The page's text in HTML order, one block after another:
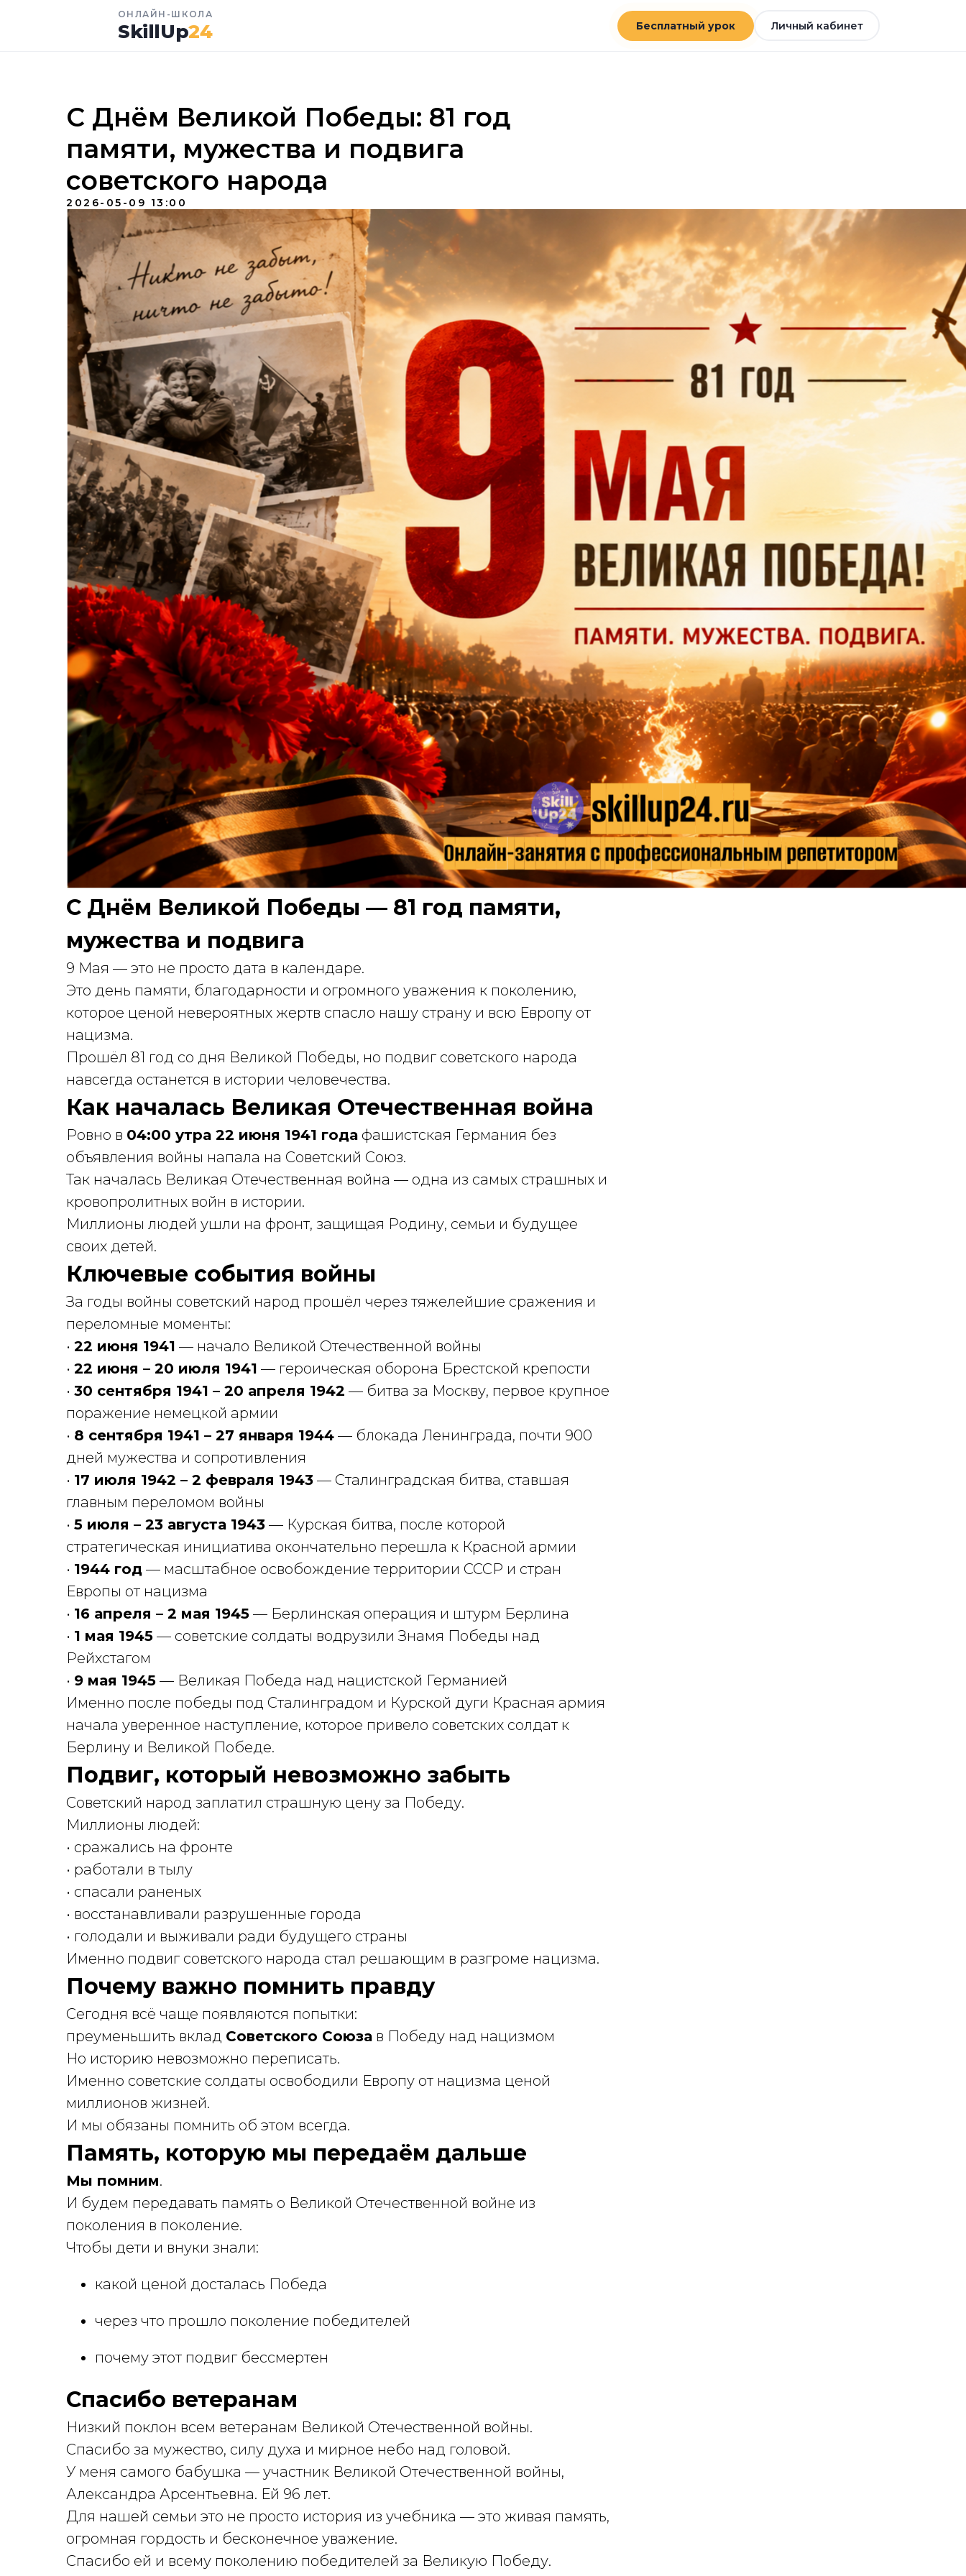
ОНЛАЙН-ШКОЛА
SkillUp24 Бесплатный урок Личный кабинет
С Днём Великой Победы: 81 год
памяти, мужества и подвига
советского народа
2026-05-09 13:00
С Днём Великой Победы — 81 год памяти,
мужества и подвига
9 Мая — это не просто дата в календаре.
Это день памяти, благодарности и огромного уважения к поколению,
которое ценой невероятных жертв спасло нашу страну и всю Европу от
нацизма.
Прошёл 81 год со дня Великой Победы, но подвиг советского народа
навсегда останется в истории человечества.
Как началась Великая Отечественная война
Ровно в 04:00 утра 22 июня 1941 года фашистская Германия без
объявления войны напала на Советский Союз.
Так началась Великая Отечественная война — одна из самых страшных и
кровопролитных войн в истории.
Миллионы людей ушли на фронт, защищая Родину, семьи и будущее
своих детей.
Ключевые события войны
За годы войны советский народ прошёл через тяжелейшие сражения и
переломные моменты:
• 22 июня 1941 — начало Великой Отечественной войны
• 22 июня – 20 июля 1941 — героическая оборона Брестской крепости
• 30 сентября 1941 – 20 апреля 1942 — битва за Москву, первое крупное
поражение немецкой армии
• 8 сентября 1941 – 27 января 1944 — блокада Ленинграда, почти 900
дней мужества и сопротивления
• 17 июля 1942 – 2 февраля 1943 — Сталинградская битва, ставшая
главным переломом войны
• 5 июля – 23 августа 1943 — Курская битва, после которой
стратегическая инициатива окончательно перешла к Красной армии
• 1944 год — масштабное освобождение территории СССР и стран
Европы от нацизма
• 16 апреля – 2 мая 1945 — Берлинская операция и штурм Берлина
• 1 мая 1945 — советские солдаты водрузили Знамя Победы над
Рейхстагом
• 9 мая 1945 — Великая Победа над нацистской Германией
Именно после победы под Сталинградом и Курской дуги Красная армия
начала уверенное наступление, которое привело советских солдат к
Берлину и Великой Победе.
Подвиг, который невозможно забыть
Советский народ заплатил страшную цену за Победу.
Миллионы людей:
• сражались на фронте
• работали в тылу
• спасали раненых
• восстанавливали разрушенные города
• голодали и выживали ради будущего страны
Именно подвиг советского народа стал решающим в разгроме нацизма.
Почему важно помнить правду
Сегодня всё чаще появляются попытки:
преуменьшить вклад Советского Союза в Победу над нацизмом
Но историю невозможно переписать.
Именно советские солдаты освободили Европу от нацизма ценой
миллионов жизней.
И мы обязаны помнить об этом всегда.
Память, которую мы передаём дальше
Мы помним.
И будем передавать память о Великой Отечественной войне из
поколения в поколение.
Чтобы дети и внуки знали:
какой ценой досталась Победа
через что прошло поколение победителей
почему этот подвиг бессмертен
Спасибо ветеранам
Низкий поклон всем ветеранам Великой Отечественной войны.
Спасибо за мужество, силу духа и мирное небо над головой.
У меня самого бабушка — участник Великой Отечественной войны,
Александра Арсентьевна. Ей 96 лет.
Для нашей семьи это не просто история из учебника — это живая память,
огромная гордость и бесконечное уважение.
Спасибо ей и всему поколению победителей за Великую Победу.